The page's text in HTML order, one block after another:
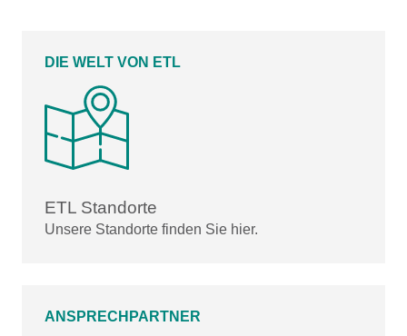
DIE WELT VON ETL
ETL Standorte
Unsere Standorte finden Sie hier.
ANSPRECHPARTNER